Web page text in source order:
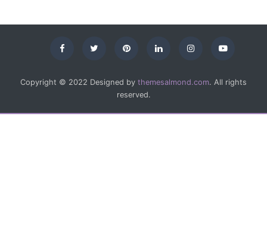
Copyright © 2022 Designed by themesalmond.com. All rights
reserved.